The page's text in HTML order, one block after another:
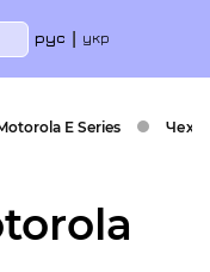
рус укр
E Series